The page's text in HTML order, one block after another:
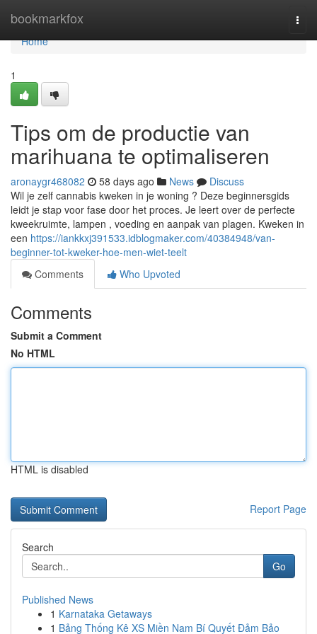
bookmarkfox
Home
Home
1
Tips om de productie van
marihuana te optimaliseren
aronaygr468082 58 days ago News
Discuss
Wil je zelf cannabis kweken in je woning ? Deze beginnersgids
leidt je stap voor fase door het proces. Je leert over de perfecte
kweekruimte, lampen , voeding en aanpak van plagen. Kweken in
een https://iankkxj391533.idblogmaker.com/40384948/van-
beginner-tot-kweker-hoe-men-wiet-teelt
Comments
Who Upvoted
Comments
Submit a Comment
No HTML
HTML is disabled
Report Page
Search
Go
Published News
1 Karnataka Getaways
1 Bảng Thống Kê XS Miền Nam Bí Quyết Đảm Bảo